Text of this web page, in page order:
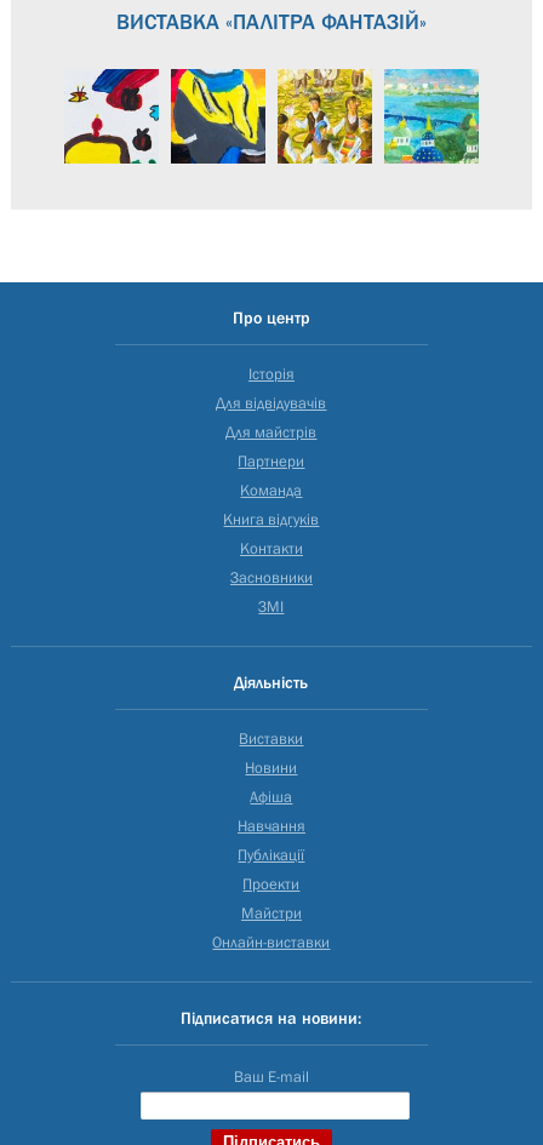
ВИСТАВКА «ПАЛІТРА ФАНТАЗІЙ»
Про центр
Історія
Для відвідувачів
Для майстрів
Партнери
Команда
Книга відгуків
Контакти
Засновники
ЗМІ
Діяльність
Виставки
Новини
Афіша
Навчання
Публікації
Проекти
Майстри
Онлайн-виставки
Підписатися на новини:
Ваш E-mail